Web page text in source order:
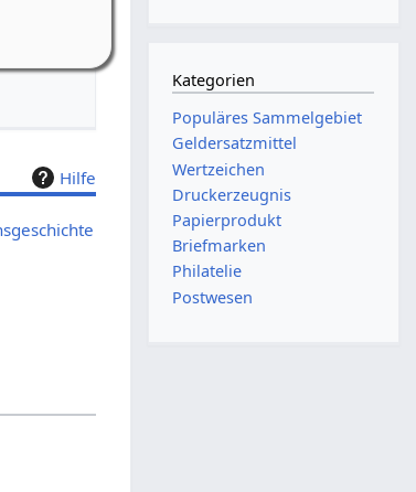
Hilfe
Kategorien
Populäres Sammelgebiet
Geldersatzmittel
Wertzeichen
Druckerzeugnis
Papierprodukt
Briefmarken
Philatelie
Postwesen